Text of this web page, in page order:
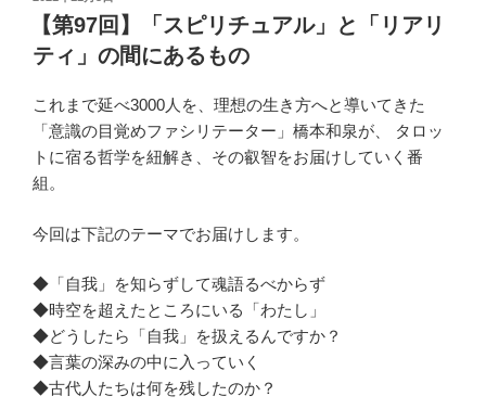
日:【第97回】「スピリチュアル」と「リアリ
ティ」の間にあるもの
これまで延べ3000人を、理想の生き方へと導いてきた
「意識の目覚めファシリテーター」橋本和泉が、 タロッ
トに宿る哲学を紐解き、その叡智をお届けしていく番
組。
今回は下記のテーマでお届けします。
◆「自我」を知らずして魂語るべからず
◆時空を超えたところにいる「わたし」
◆どうしたら「自我」を扱えるんですか？
◆言葉の深みの中に入っていく
◆古代人たちは何を残したのか？